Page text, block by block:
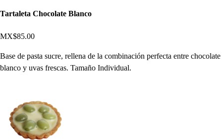
Tartaleta Chocolate Blanco
MX$85.00
Base de pasta sucre, rellena de la combinación perfecta entre chocolate
blanco y uvas frescas. Tamaño Individual.